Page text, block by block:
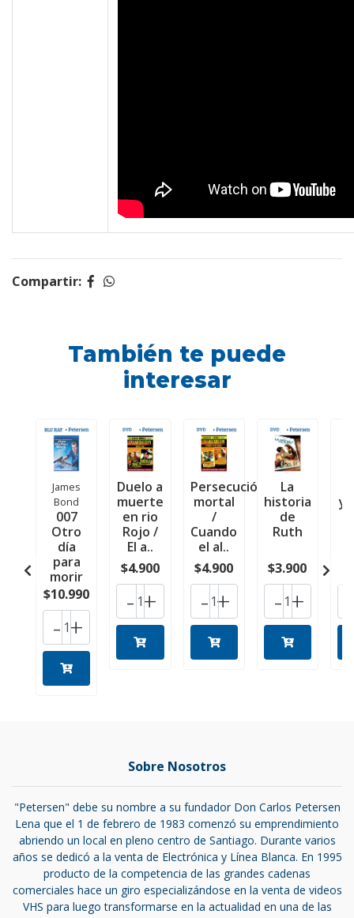
Compartir:
También te puede
interesar
James
Bond
007
Otro
día
para
morir
$10.990
+
-
Duelo a
muerte
en rio
Rojo /
El a..
$4.900
+
-
Persecución
mortal
/
Cuando
el al..
$4.900
+
-
La
historia
de
Ruth
$3.900
+
-
y
Sobre Nosotros
"Petersen" debe su nombre a su fundador Don Carlos Petersen
Lena que el 1 de febrero de 1983 comenzó su emprendimiento
abriendo un local en pleno centro de Santiago. Durante varios
años se dedicó a la venta de Electrónica y Línea Blanca. En 1995
producto de la competencia de las grandes cadenas
comerciales hace un giro especializándose en la venta de videos
VHS para luego transformarse en la actualidad en una de las